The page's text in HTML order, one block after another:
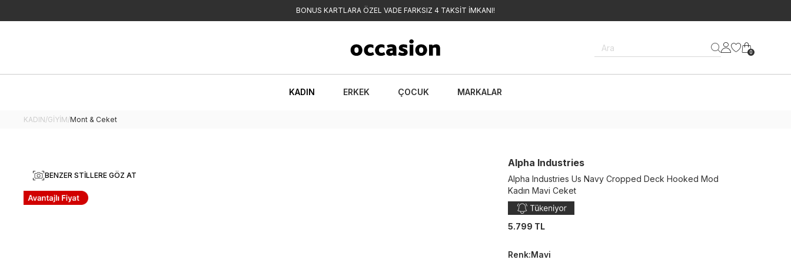
BONUS KARTLARA ÖZEL VADE FARKSIZ 4 TAKSİT İMKANI!
Ara 0
KADIN ERKEK ÇOCUK MARKALAR
KADIN/GİYİM/Mont & Ceket
BENZER STILLERE GÖZ AT
Alpha Industries
Alpha Industries Us Navy Cropped Deck Hooked Mod
Kadın Mavi Ceket
5.799 TL
Renk:Mavi